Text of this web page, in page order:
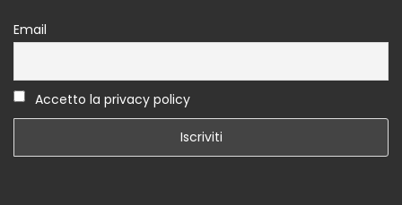
Email
Accetto la privacy policy